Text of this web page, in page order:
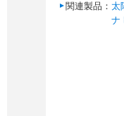
関連製品： 太
ナ